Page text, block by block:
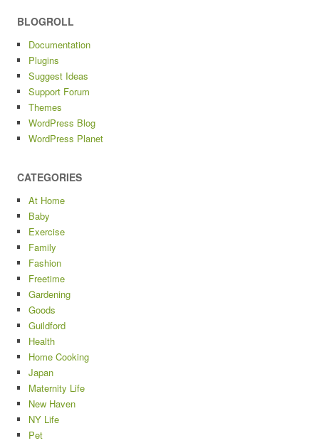
BLOGROLL
Documentation
Plugins
Suggest Ideas
Support Forum
Themes
WordPress Blog
WordPress Planet
CATEGORIES
At Home
Baby
Exercise
Family
Fashion
Freetime
Gardening
Goods
Guildford
Health
Home Cooking
Japan
Maternity Life
New Haven
NY Life
Pet